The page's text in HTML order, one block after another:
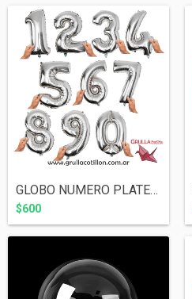
GLOBO NUMERO PLATEADO 16"
$600